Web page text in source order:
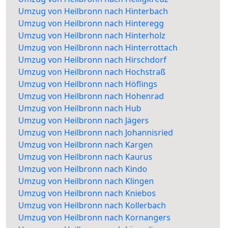
Umzug von Heilbronn nach Hinterbach
Umzug von Heilbronn nach Hinteregg
Umzug von Heilbronn nach Hinterholz
Umzug von Heilbronn nach Hinterrottach
Umzug von Heilbronn nach Hirschdorf
Umzug von Heilbronn nach Hochstraß
Umzug von Heilbronn nach Höflings
Umzug von Heilbronn nach Hohenrad
Umzug von Heilbronn nach Hub
Umzug von Heilbronn nach Jägers
Umzug von Heilbronn nach Johannisried
Umzug von Heilbronn nach Kargen
Umzug von Heilbronn nach Kaurus
Umzug von Heilbronn nach Kindo
Umzug von Heilbronn nach Klingen
Umzug von Heilbronn nach Kniebos
Umzug von Heilbronn nach Kollerbach
Umzug von Heilbronn nach Kornangers